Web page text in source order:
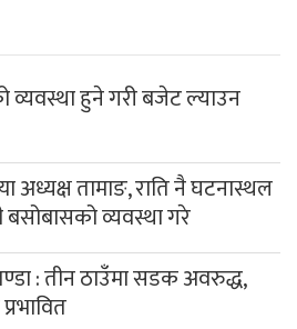
व्यवस्था हुने गरी बजेट ल्याउन
अध्यक्ष तामाङ, राति नै घटनास्थल
बसोबासको व्यवस्था गरे
: तीन ठाउँमा सडक अवरुद्ध,